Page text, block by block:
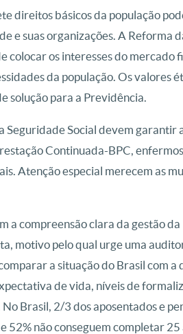
direitos básicos da população
e suas organizações. A Reforma
colocar os interesses do mercado
da população. Os valores
solução para a Previdência.
Seguridade Social devem garantir
Continuada-BPC,
Atenção especial merecem as
a compreensão clara da gestão
motivo pelo qual urge uma
a situação do Brasil com a
de vida, níveis de
Brasil, 2/3 dos aposentados e
52% não conseguem completar